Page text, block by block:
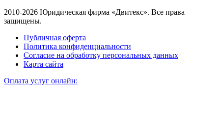
2010-2026 Юридическая фирма «Двитекс». Все права
защищены.
Публичная оферта
Политика конфиденциальности
Согласие на обработку персональных данных
Карта сайта
Оплата услуг онлайн: